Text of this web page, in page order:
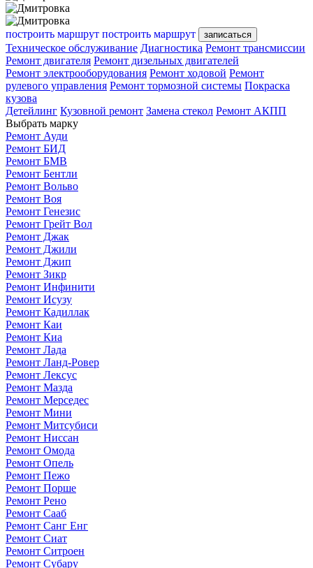
построить маршрут построить маршрут записаться
Техническое обслуживание Диагностика Ремонт трансмиссии
Ремонт двигателя Ремонт дизельных двигателей
Ремонт электрооборудования Ремонт ходовой Ремонт
рулевого управления Ремонт тормозной системы Покраска
кузова
Детейлинг Кузовной ремонт Замена стекол Ремонт АКПП
Выбрать марку
Ремонт Ауди
Ремонт БИД
Ремонт БМВ
Ремонт Бентли
Ремонт Вольво
Ремонт Воя
Ремонт Генезис
Ремонт Грейт Вол
Ремонт Джак
Ремонт Джили
Ремонт Джип
Ремонт Зикр
Ремонт Инфинити
Ремонт Исузу
Ремонт Кадиллак
Ремонт Каи
Ремонт Киа
Ремонт Лада
Ремонт Ланд-Ровер
Ремонт Лексус
Ремонт Мазда
Ремонт Мерседес
Ремонт Мини
Ремонт Митсубиси
Ремонт Ниссан
Ремонт Омода
Ремонт Опель
Ремонт Пежо
Ремонт Порше
Ремонт Рено
Ремонт Сааб
Ремонт Санг Енг
Ремонт Сиат
Ремонт Ситроен
Ремонт Субару